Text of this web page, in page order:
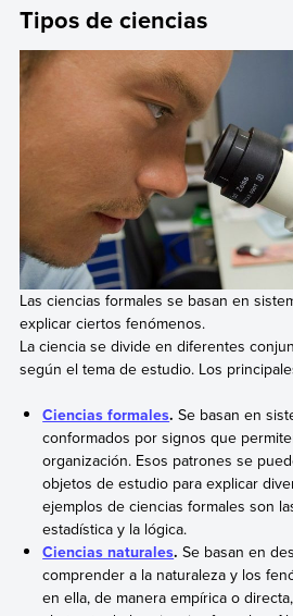
Tipos de ciencias
Las ciencias formales se basan en
explicar ciertos fenómenos.
La ciencia se divide en diferentes
según el tema de estudio. Los
Ciencias formales. Se basan en
conformados por signos que
organización. Esos patrones se
objetos de estudio para explicar
ejemplos de ciencias formales son
estadística y la lógica.
Ciencias naturales. Se basan en
comprender a la naturaleza y los
en ella, de manera empírica o